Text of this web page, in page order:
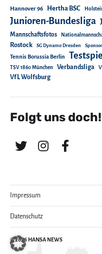
Hannover 96 Hertha BSC
Junioren-Bundesliga
Mannschaftsfotos
Rostock SG Dynamo Dresden
Tennis Borussia Berlin
TSV 1860 München Verbandsliga
VfL Wolfsburg
Folgt uns doch!
Impressum
Datenschutz
© 2026 HANSA NEWS